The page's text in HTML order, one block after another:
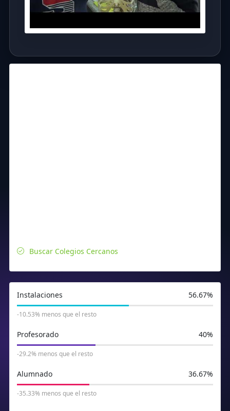
Buscar Colegios Cercanos
Instalaciones 56.67%
-10.53% menos que el resto
Profesorado 40%
-29.2% menos que el resto
Alumnado 36.67%
-35.33% menos que el resto
306 180 165